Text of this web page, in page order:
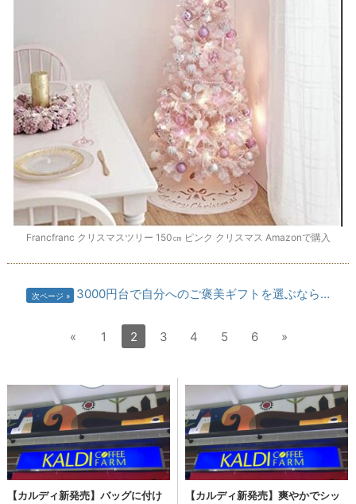
Francfranc クリスマスツリー 150㎝ ピンク クリスマス Amazonで購入
次ページ 3000円台で自分へのご褒美ギフトを選ぶなら…
« 1 2 3 4 5 6 »